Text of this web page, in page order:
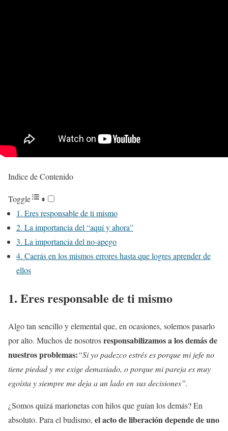
Indice de Contenido
Toggle
1. Eres responsable de ti mismo
2. La importancia del “aquí y ahora”
3. La importancia del no-apego
4. Caerás en los mismos errores hasta que logres aprender de
ellos
1. Eres responsable de ti mismo
Algo tan sencillo y elemental que, en ocasiones, solemos pasarlo
por alto. Muchos de nosotrosresponsabilizamos a los demás de
nuestros problemas:“Si yo padezco estrés es porque mi jefe no
tiene piedad y me exige demasiado, o porque mi pareja es muy
egoísta y siempre me deja a un lado en sus decisiones”.
¿Somos quizá marionetas con hilos que guían los demás? En
absoluto. Para el budismo, el acto de liberación depende de uno